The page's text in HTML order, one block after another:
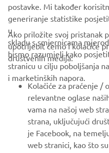
FOR BUSINESS
MORE YAMAHA
SUPPORT
Budite prvi koji će saznati o
događajima, novim izdanjima i
postavke. Mi također
generiranje statistike
u
skladu s smjernicama
bismo razumjeli kako
stranicu u cilju poboljšanja
i marketinških napora.
Ako priložite svoj pristanak
upotrijebit ćemo i kolačiće
društvenih medija:
Kolačiće za praćenje /
relevantne oglase
vama na našoj web
strana, uključujući
je Facebook, na
web stranici, kao što